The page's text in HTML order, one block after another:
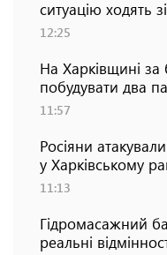
ситуацію ходять
12:25
На Харківщині
побудувати два
11:57
Росіяни
у Харківському
11:13
Гідромасажний
реальні